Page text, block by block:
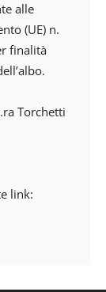
alle
(UE) n.
finalità
Torchetti
link: